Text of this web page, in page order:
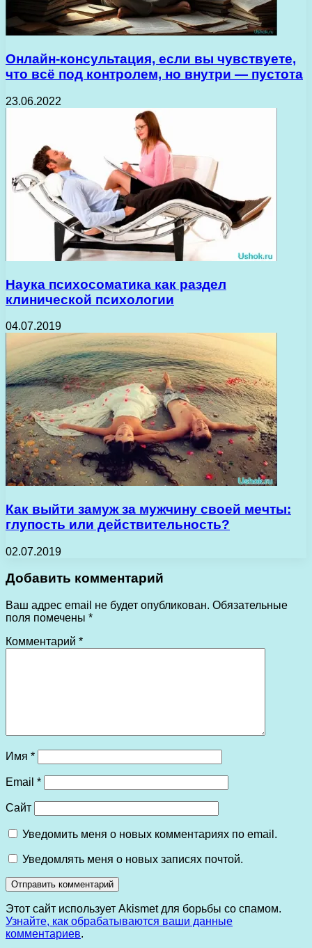
Онлайн-консультация, если вы чувствуете,
что всё под контролем, но внутри — пустота
23.06.2022
Наука психосоматика как раздел
клинической психологии
04.07.2019
Как выйти замуж за мужчину своей мечты:
глупость или действительность?
02.07.2019
Добавить комментарий
Ваш адрес email не будет опубликован. Обязательные
поля помечены *
Комментарий *
Имя *
Email *
Сайт
Уведомить меня о новых комментариях по email.
Уведомлять меня о новых записях почтой.
Этот сайт использует Akismet для борьбы со спамом.
Узнайте, как обрабатываются ваши данные
комментариев.